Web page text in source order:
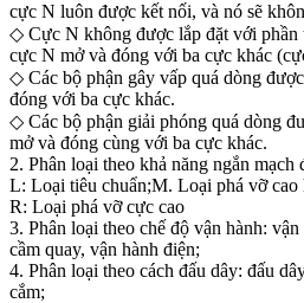
cực N luôn được kết nối, và nó sẽ
◇ Cực N không được lắp đặt với phần
cực N mở và đóng với ba cực khác
◇ Các bộ phận gây vấp quá dòng
đóng với ba cực khác.
◇ Các bộ phận giải phóng quá dòng
mở và đóng cùng với ba cực khác.
2. Phân loại theo khả năng ngắn mạch
L: Loại tiêu chuẩn;M. Loại phá vỡ cao
R: Loại phá vỡ cực cao
3. Phân loại theo chế độ vận hành:
cầm quay, vận hành điện;
4. Phân loại theo cách đấu dây: đấu
cắm;